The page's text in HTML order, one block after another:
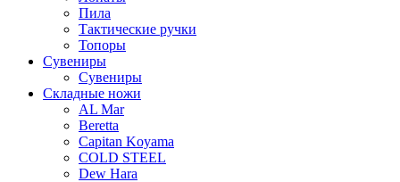
Пила
Тактические ручки
Топоры
Сувениры
Сувениры
Складные ножи
AL Mar
Beretta
Capitan Koyama
COLD STEEL
Dew Hara